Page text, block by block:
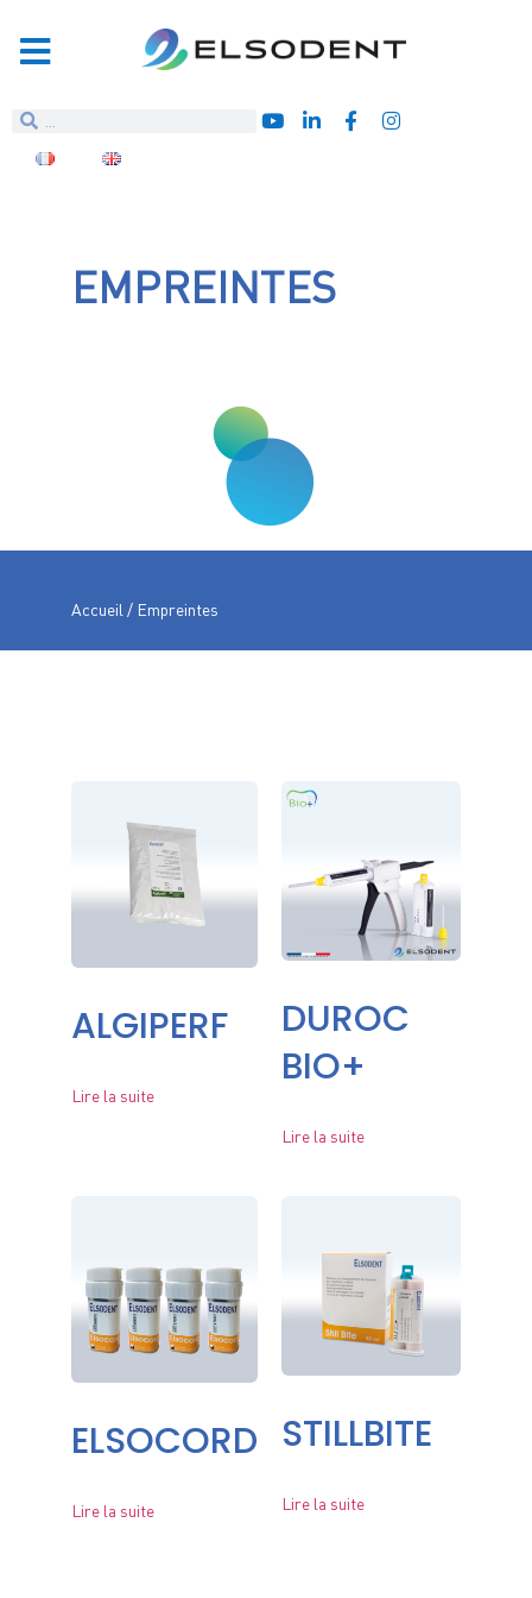
EMPREINTES
Accueil / Empreintes
ALGIPERF
Lire la suite
DUROC
BIO+
Lire la suite
ELSOCORD
Lire la suite
STILLBITE
Lire la suite